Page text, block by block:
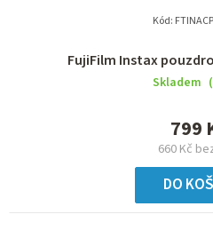
FujiFilm Instax
Skladem
660 Kč
799
DO
Kód: